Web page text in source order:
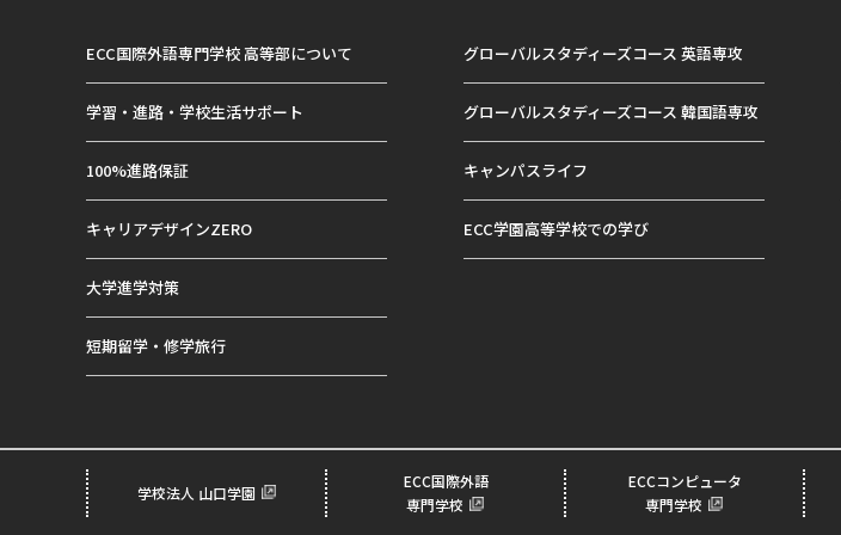
ECC国際外語専門学校 高等部について
学習・進路・学校生活サポート
100%進路保証
キャリアデザインZERO
大学進学対策
短期留学・修学旅行
グローバルスタディーズコース 英語専攻
グローバルスタディーズコース 韓国語専攻
キャンパスライフ
ECC学園高等学校での学び
学校法人 山口学園
ECC国際外語
専門学校
ECCコンピュータ
専門学校